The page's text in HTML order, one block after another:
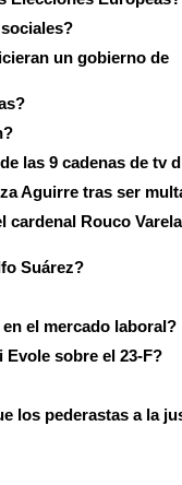
un gobierno de
las 9 cadenas de tv
Aguirre tras ser
cardenal Rouco
Suárez?
el mercado laboral?
sobre el 23-F?
los pederastas a la